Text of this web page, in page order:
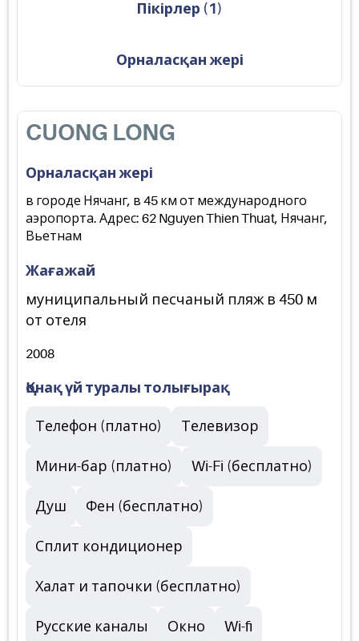
Пікірлер ( 1 )
Орналасқан жері
CUONG LONG
Орналасқан жері
в городе Нячанг, в 45 км от международного
аэропорта. Адрес: 62 Nguyen Thien Thuat, Нячанг,
Вьетнам
Жағажай
муниципальный песчаный пляж в 450 м
от отеля
2008
Қонақ үй туралы толығырақ
Телефон (платно) Телевизор
Мини-бар (платно) Wi-Fi (бесплатно)
Душ Фен (бесплатно)
Сплит кондиционер
Халат и тапочки (бесплатно)
Русские каналы Окно Wi-fi